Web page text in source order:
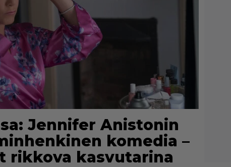
Jennifer Anistonin
komedia –
rikkova kasvutarina